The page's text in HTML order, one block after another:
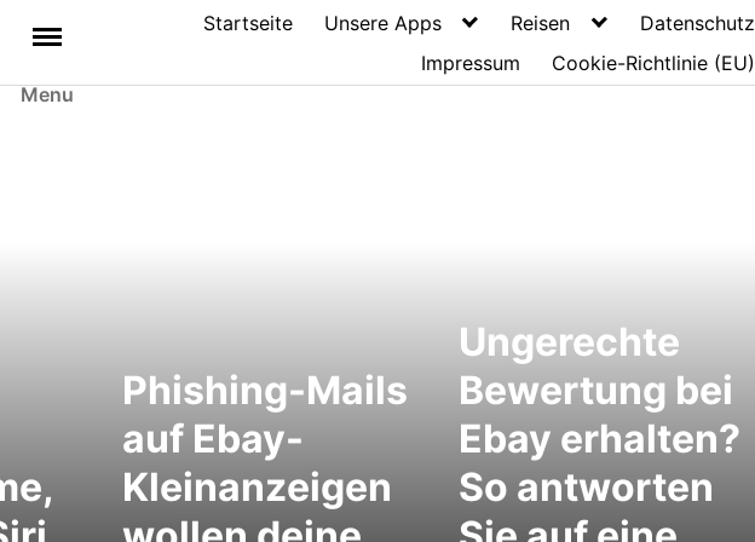
Menu
Startseite Unsere Apps Reisen
Datenschutz
Impressum
Cookie-Richtlinie (EU)
Phishing-Mails
auf Ebay-
Kleinanzeigen
Ungerechte
Bewertung bei
Ebay erhalten?
So antworten